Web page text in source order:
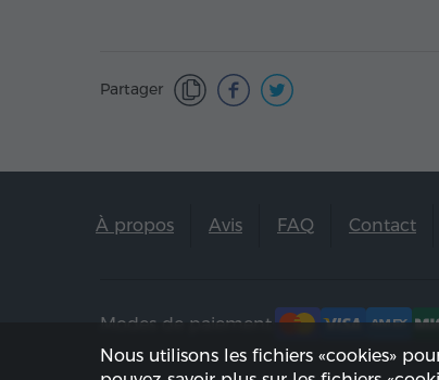
Partager
À propos Avis FAQ Contact
Modes de paiement:
Nous utilisons les fichiers «cookies»